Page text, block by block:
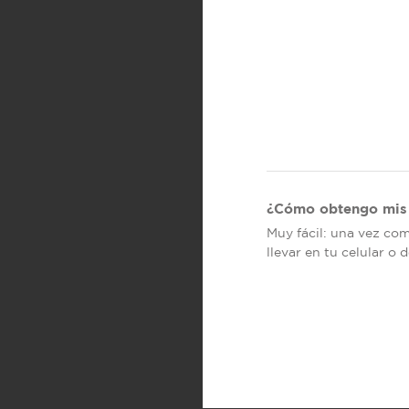
¿Cómo obtengo
Muy fácil: una vez
llevar en tu celular o